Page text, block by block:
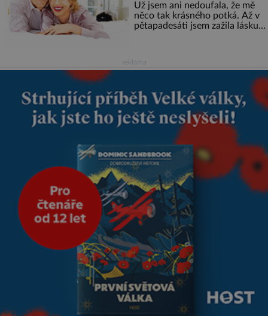
Už jsem ani nedoufala, že mě
něco tak krásného potká. Až v
pětapadesáti jsem zažila lásku
nás dali dohromady, Toník byl
dobře zaopatřený mladý muž.
Manželství nám oběma moc
nesvědčilo, brzy jsme zjistili, že